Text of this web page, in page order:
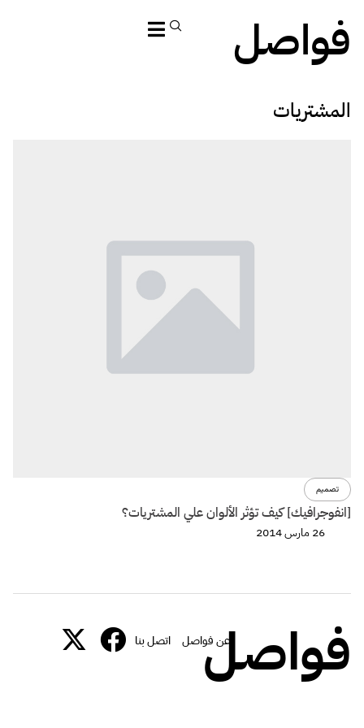
فواصل
المشتريات
تصميم
[انفوجرافيك] كيف تؤثر الألوان علي المشتريات؟
26 مارس 2014
فواصل
عن فواصل اتصل بنا